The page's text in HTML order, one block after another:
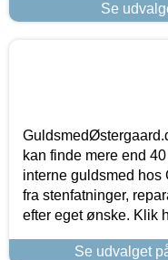
Se
kan finde mere end
interne guldsmed
fra stenfatninger,
efter eget ønske. Klik
Se udvalget